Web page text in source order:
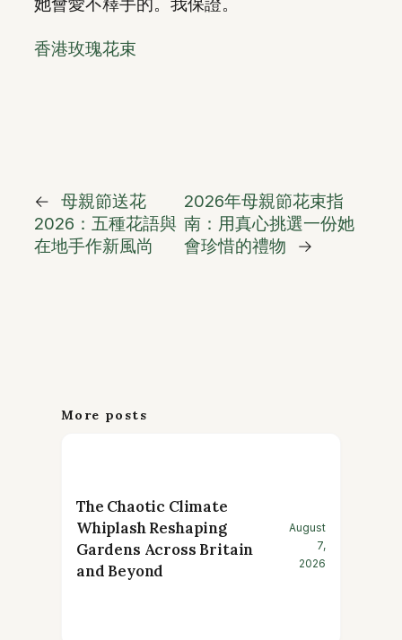
香港玫瑰花束
←
母親節送花
2026：五種花語與
在地手作新風尚
2026年母親節花束指
南：用真心挑選一份她
會珍惜的禮物
→
More posts
The Chaotic Climate
Whiplash Reshaping
Gardens Across Britain
and Beyond
August
7,
2026